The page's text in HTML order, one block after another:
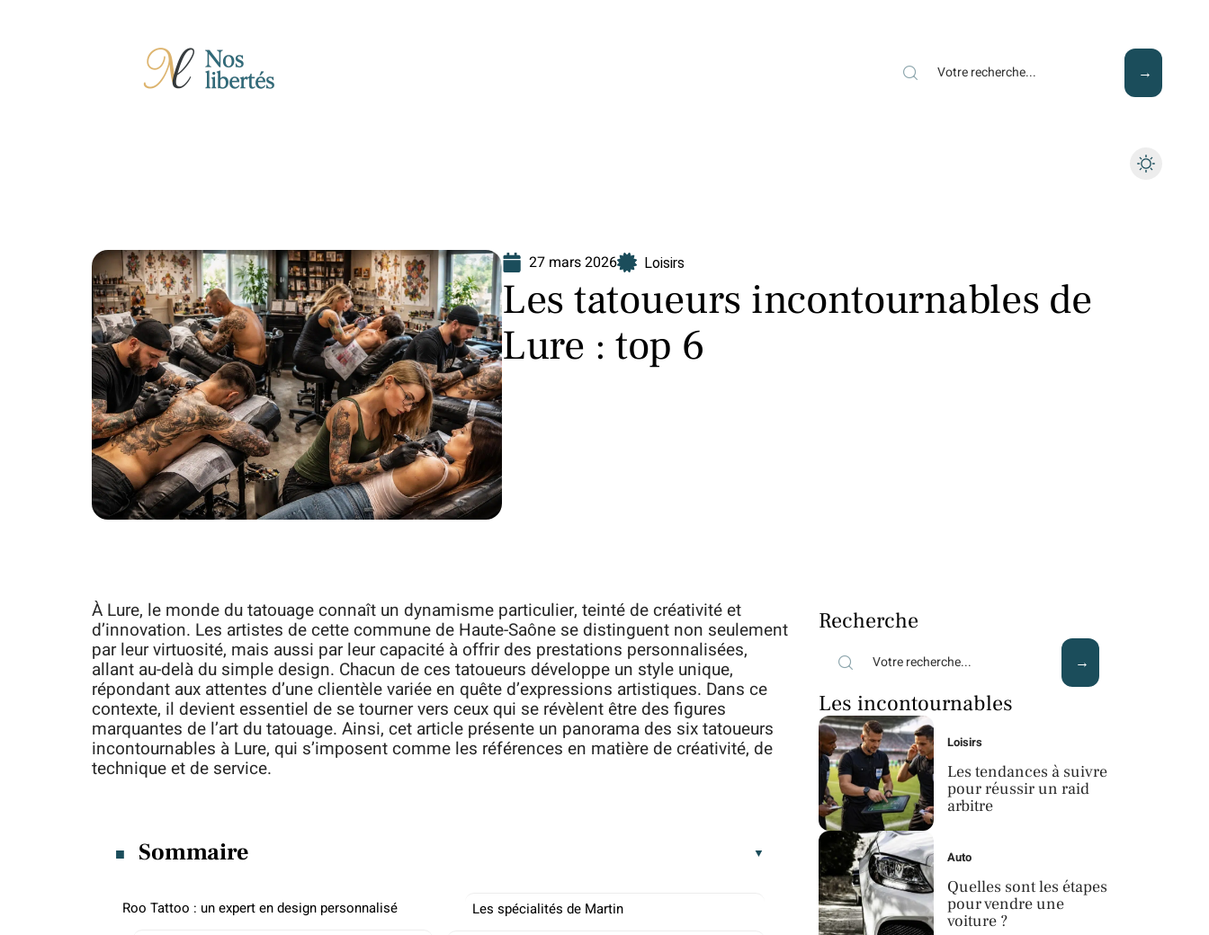
27 mars 2026 Loisirs
Les tatoueurs incontournables de
Lure : top 6
À Lure, le monde du tatouage connaît un dynamisme particulier, teinté de créativité et
d’innovation. Les artistes de cette commune de Haute-Saône se distinguent non seulement
par leur virtuosité, mais aussi par leur capacité à offrir des prestations personnalisées,
allant au-delà du simple design. Chacun de ces tatoueurs développe un style unique,
répondant aux attentes d’une clientèle variée en quête d’expressions artistiques. Dans ce
contexte, il devient essentiel de se tourner vers ceux qui se révèlent être des figures
marquantes de l’art du tatouage. Ainsi, cet article présente un panorama des six tatoueurs
incontournables à Lure, qui s’imposent comme les références en matière de créativité, de
technique et de service.
Sommaire
Roo Tattoo : un expert en design personnalisé
Les spécialités de Martin
Recherche
Les incontournables
Loisirs
Les tendances à suivre
pour réussir un raid
arbitre
Auto
Quelles sont les étapes
pour vendre une
voiture ?